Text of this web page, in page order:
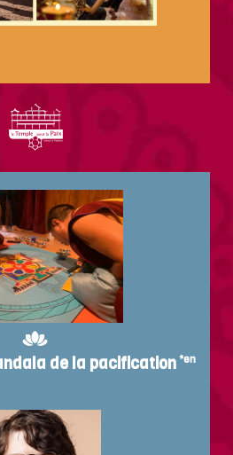
de la pacification *en